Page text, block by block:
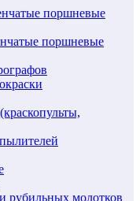
поршневые
поршневые
рубильных молотков